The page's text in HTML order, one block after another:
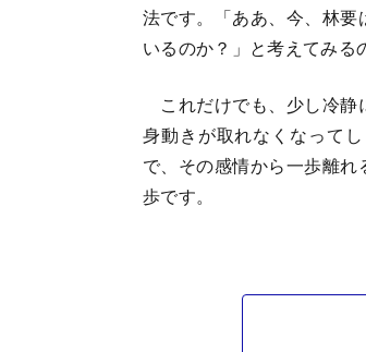
法です。「ああ、今、林
いるのか？」と考えてみる
これだけでも、少し冷静
身動きが取れなくなって
で、その感情から一歩離
歩です。